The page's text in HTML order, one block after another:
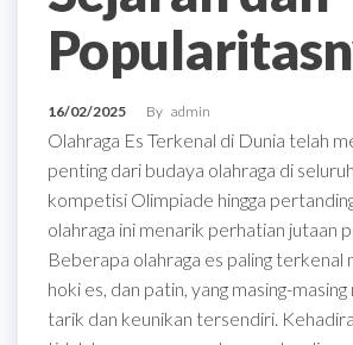
16/02/2025 By admin
Olahraga Es Terkenal di Dunia telah
penting dari budaya olahraga di
kompetisi Olimpiade hingga
olahraga ini menarik perhatian jutaan
Beberapa olahraga es paling terkenal
hoki es, dan patin, yang masing-
tarik dan keunikan tersendiri.